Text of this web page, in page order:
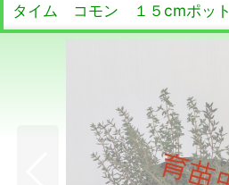
タイム コモン １５cmポット